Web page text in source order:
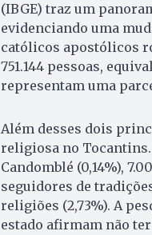
(IBGE) traz um
evidenciando uma
católicos apostólicos
751.144 pessoas,
representam uma
Além desses dois
religiosa no Tocantins.
Candomblé (0,14%),
seguidores de
religiões (2,73%). A
estado afirmam não